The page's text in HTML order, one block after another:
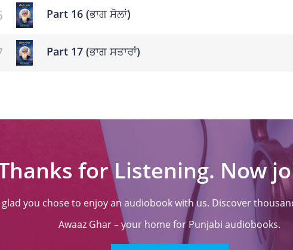
Part 16 (ਭਾਗ ਸੋਲਾਂ)
Part 17 (ਭਾਗ ਸਤਾਰਾਂ)
for Listening. Now
you chose to enjoy an audiobook with us. Discover
Awaaz Ghar – your home for Punjabi audiobooks.